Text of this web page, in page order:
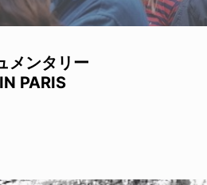
メンタリー
PARIS